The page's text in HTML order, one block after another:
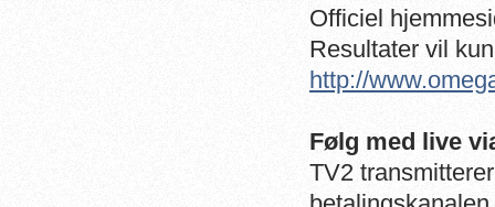
Officiel
Resultater vil
http://
Følg med live
TV2